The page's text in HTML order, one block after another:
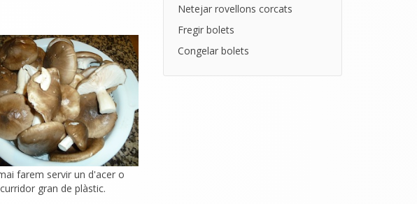
farem servir un d'acer o
gran de plàstic.
Netejar rovellons corcats
Fregir bolets
Congelar bolets